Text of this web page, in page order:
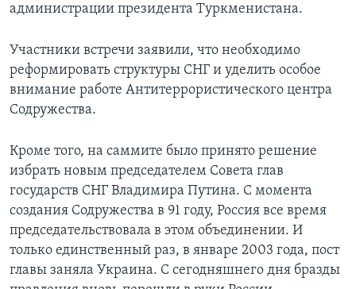
администрации президента Туркменистана.
Участники встречи заявили, что необходимо
реформировать структуры СНГ и уделить особое
внимание работе Антитеррористического центра
Содружества.
Кроме того, на саммите было принято решение
избрать новым председателем Совета глав
государств СНГ Владимира Путина. С момента
создания Содружества в 91 году, Россия все время
председательствовала в этом объединении. И
только единственный раз, в январе 2003 года, пост
главы заняла Украина. С сегодняшнего дня бразды